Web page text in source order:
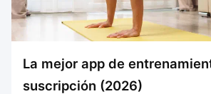
La mejor app de
suscripción (2026)